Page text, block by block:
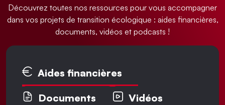
Découvrez toutes nos ressources pour vous accompagner
dans vos projets de transition écologique : aides financières,
documents, vidéos et podcasts !
Onglets principaux
Aides financières
Documents
Vidéos